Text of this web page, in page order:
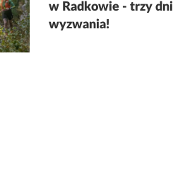
w Radkowie - trzy dni
wyzwania!